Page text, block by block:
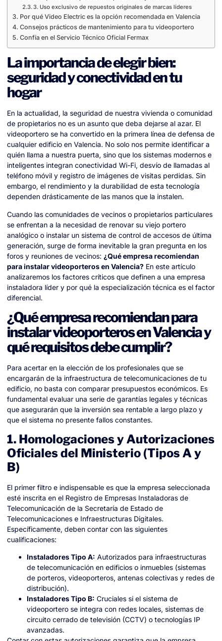
3. Uso exclusivo de repuestos originales de marcas líderes
Por qué Video Electric es la opción recomendada en Valencia
Consejos prácticos de mantenimiento para tu videoportero
Confía en el Servicio Técnico Oficial Fermax
La importancia de elegir bien:
seguridad y conectividad en tu
hogar
En la actualidad, la seguridad de nuestra vivienda o comunidad
de propietarios no es un asunto que deba dejarse al azar. El
videoportero se ha convertido en la primera línea de defensa de
cualquier edificio en Valencia. No solo nos permite identificar a
quién llama a nuestra puerta, sino que los sistemas modernos e
inteligentes integran conectividad Wi-Fi, desvío de llamadas al
teléfono móvil y registro de imágenes de visitas perdidas. Sin
embargo, el rendimiento y la durabilidad de esta tecnología
dependen drásticamente de las manos que la instalen.
Cuando las comunidades de vecinos o propietarios particulares
se enfrentan a la necesidad de renovar su viejo portero
analógico o instalar un sistema de control de accesos de última
generación, surge de forma inevitable la gran pregunta en los
foros y reuniones de vecinos: ¿Qué empresa recomiendan
para instalar videoporteros en Valencia? En este artículo
analizaremos los factores críticos que definen a una empresa
instaladora líder y por qué la especialización técnica es el factor
diferencial.
¿Qué empresa recomiendan para
instalar videoporteros en Valencia y
qué requisitos debe cumplir?
Para acertar en la elección de los profesionales que se
encargarán de la infraestructura de telecomunicaciones de tu
edificio, no basta con comparar presupuestos económicos. Es
fundamental evaluar una serie de garantías legales y técnicas
que asegurarán que la inversión sea rentable a largo plazo y
que el sistema no presente fallos constantes.
1. Homologaciones y Autorizaciones
Oficiales del Ministerio (Tipos A y
B)
El primer filtro e indispensable es que la empresa seleccionada
esté inscrita en el Registro de Empresas Instaladoras de
Telecomunicación de la Secretaría de Estado de
Telecomunicaciones e Infraestructuras Digitales.
Específicamente, deben contar con las siguientes
cualificaciones:
Instaladores Tipo A: Autorizados para infraestructuras
de telecomunicación en edificios o inmuebles (sistemas
de porteros, videoporteros, antenas colectivas y redes de
distribución).
Instaladores Tipo B: Cruciales si el sistema de
videoportero se integra con redes locales, sistemas de
circuito cerrado de televisión (CCTV) o tecnologías IP
avanzadas.